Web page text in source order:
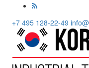
+7 495 128-22-49